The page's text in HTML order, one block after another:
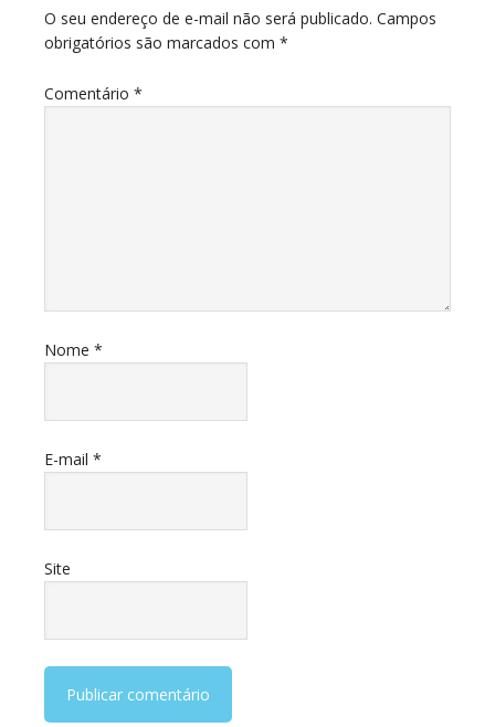
O seu endereço de e-mail não será publicado. Campos
obrigatórios são marcados com *
Comentário *
Nome *
E-mail *
Site